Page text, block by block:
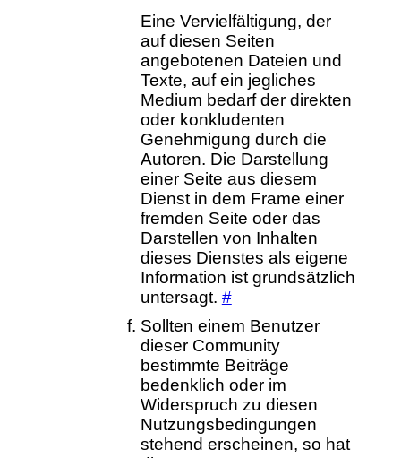
Eine Vervielfältigung, der
auf diesen Seiten
angebotenen Dateien und
Texte, auf ein jegliches
Medium bedarf der direkten
oder konkludenten
Genehmigung durch die
Autoren. Die Darstellung
einer Seite aus diesem
Dienst in dem Frame einer
fremden Seite oder das
Darstellen von Inhalten
dieses Dienstes als eigene
Information ist grundsätzlich
untersagt. #
Sollten einem Benutzer
dieser Community
bestimmte Beiträge
bedenklich oder im
Widerspruch zu diesen
Nutzungsbedingungen
stehend erscheinen, so hat